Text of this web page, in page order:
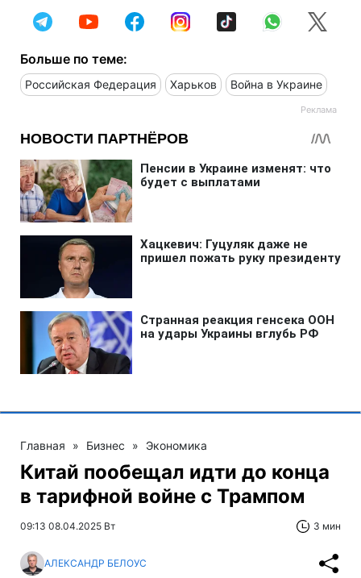
Больше по теме:
Российская Федерация Харьков Война в Украине
Главная » Бизнес » Экономика
Китай пообещал идти до конца
в тарифной войне с Трампом
09:13 08.04.2025 Вт 3 мин
АЛЕКСАНДР БЕЛОУС